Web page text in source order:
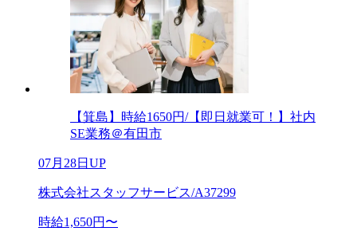
【箕島】時給1650円/【即日就業可！】社内
SE業務＠有田市
07月28日UP
株式会社スタッフサービス/A37299
時給1,650円〜